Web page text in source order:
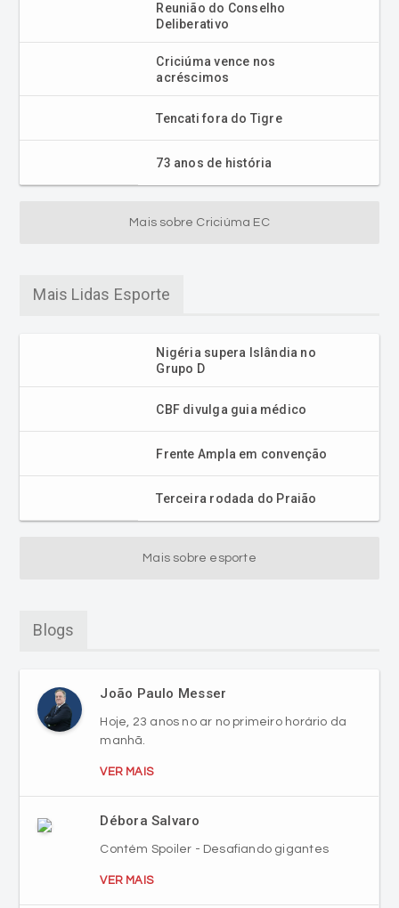
Reunião do Conselho
Deliberativo
Criciúma vence nos
acréscimos
Tencati fora do Tigre
73 anos de história
Mais sobre Criciúma EC
Mais Lidas Esporte
Nigéria supera Islândia no
Grupo D
CBF divulga guia médico
Frente Ampla em convenção
Terceira rodada do Praião
Mais sobre esporte
Blogs
João Paulo Messer
Hoje, 23 anos no ar no primeiro horário da
manhã.
VER MAIS
Débora Salvaro
Contém Spoiler - Desafiando gigantes
VER MAIS